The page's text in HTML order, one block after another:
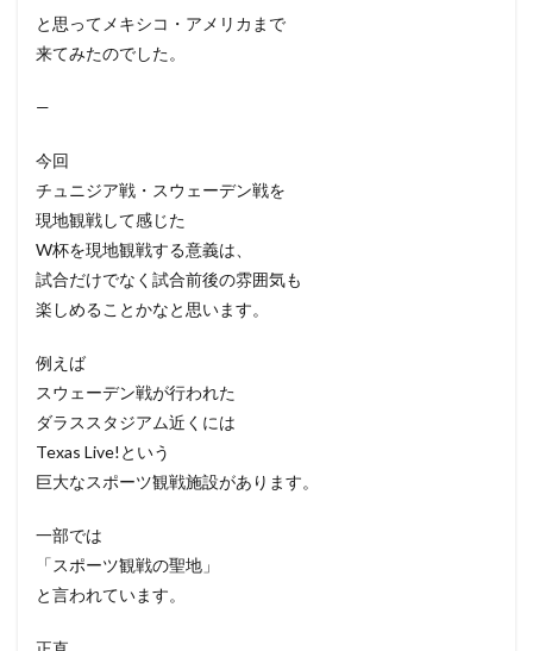
と思ってメキシコ・アメリカまで
来てみたのでした。
—
今回
チュニジア戦・スウェーデン戦を
現地観戦して感じた
W杯を現地観戦する意義は、
試合だけでなく試合前後の雰囲気も
楽しめることかなと思います。
例えば
スウェーデン戦が行われた
ダラススタジアム近くには
Texas Live!という
巨大なスポーツ観戦施設があります。
一部では
「スポーツ観戦の聖地」
と言われています。